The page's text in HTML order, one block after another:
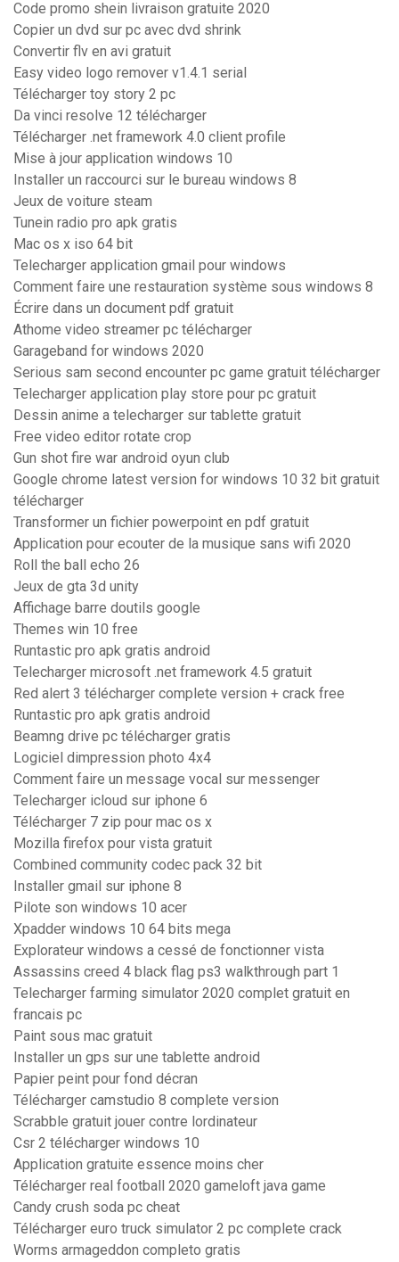
Code promo shein livraison gratuite 2020
Copier un dvd sur pc avec dvd shrink
Convertir flv en avi gratuit
Easy video logo remover v1.4.1 serial
Télécharger toy story 2 pc
Da vinci resolve 12 télécharger
Télécharger .net framework 4.0 client profile
Mise à jour application windows 10
Installer un raccourci sur le bureau windows 8
Jeux de voiture steam
Tunein radio pro apk gratis
Mac os x iso 64 bit
Telecharger application gmail pour windows
Comment faire une restauration système sous windows 8
Écrire dans un document pdf gratuit
Athome video streamer pc télécharger
Garageband for windows 2020
Serious sam second encounter pc game gratuit télécharger
Telecharger application play store pour pc gratuit
Dessin anime a telecharger sur tablette gratuit
Free video editor rotate crop
Gun shot fire war android oyun club
Google chrome latest version for windows 10 32 bit gratuit
télécharger
Transformer un fichier powerpoint en pdf gratuit
Application pour ecouter de la musique sans wifi 2020
Roll the ball echo 26
Jeux de gta 3d unity
Affichage barre doutils google
Themes win 10 free
Runtastic pro apk gratis android
Telecharger microsoft .net framework 4.5 gratuit
Red alert 3 télécharger complete version + crack free
Runtastic pro apk gratis android
Beamng drive pc télécharger gratis
Logiciel dimpression photo 4x4
Comment faire un message vocal sur messenger
Telecharger icloud sur iphone 6
Télécharger 7 zip pour mac os x
Mozilla firefox pour vista gratuit
Combined community codec pack 32 bit
Installer gmail sur iphone 8
Pilote son windows 10 acer
Xpadder windows 10 64 bits mega
Explorateur windows a cessé de fonctionner vista
Assassins creed 4 black flag ps3 walkthrough part 1
Telecharger farming simulator 2020 complet gratuit en
francais pc
Paint sous mac gratuit
Installer un gps sur une tablette android
Papier peint pour fond décran
Télécharger camstudio 8 complete version
Scrabble gratuit jouer contre lordinateur
Csr 2 télécharger windows 10
Application gratuite essence moins cher
Télécharger real football 2020 gameloft java game
Candy crush soda pc cheat
Télécharger euro truck simulator 2 pc complete crack
Worms armageddon completo gratis